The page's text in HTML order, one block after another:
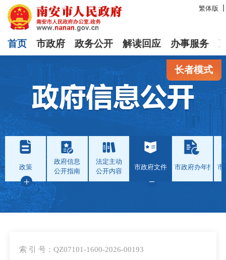
繁体版
首页 市政府 政务公开 解读回应 办事服务
长者模式
政策
政府信息
公开指南
法定主动
公开内容
市政府文件 市政府办年报 市
索 引 号：QZ07101-1600-2026-00193